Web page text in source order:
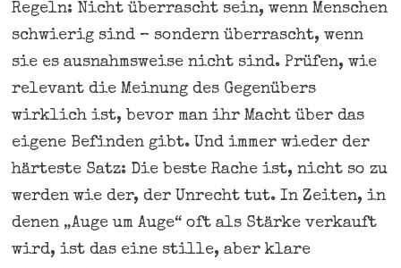
Regeln: Nicht überrascht sein, wenn Menschen
schwierig sind – sondern überrascht, wenn
sie es ausnahmsweise nicht sind. Prüfen, wie
relevant die Meinung des Gegenübers
wirklich ist, bevor man ihr Macht über das
eigene Befinden gibt. Und immer wieder der
härteste Satz: Die beste Rache ist, nicht so zu
werden wie der, der Unrecht tut. In Zeiten, in
denen „Auge um Auge“ oft als Stärke verkauft
wird, ist das eine stille, aber klare